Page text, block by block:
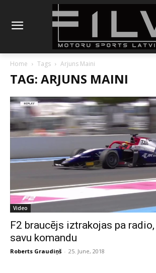
Home Tags Arjuns Maini
TAG: ARJUNS MAINI
Video
F2 braucējs iztrakojas pa
savu komandu
Roberts Graudiņš - 25. June, 2018